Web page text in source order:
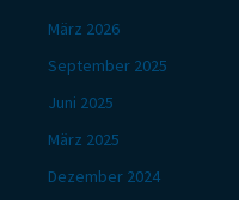
März 2026
September 2025
Juni 2025
März 2025
Dezember 2024